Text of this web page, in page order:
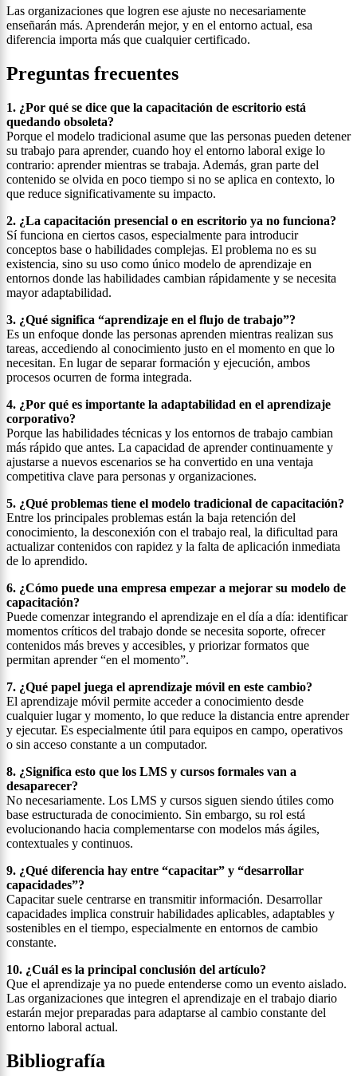
Las organizaciones que logren ese ajuste no necesariamente
enseñarán más. Aprenderán mejor, y en el entorno actual, esa
diferencia importa más que cualquier certificado.
Preguntas frecuentes
1. ¿Por qué se dice que la capacitación de escritorio está
quedando obsoleta?
Porque el modelo tradicional asume que las personas pueden detener
su trabajo para aprender, cuando hoy el entorno laboral exige lo
contrario: aprender mientras se trabaja. Además, gran parte del
contenido se olvida en poco tiempo si no se aplica en contexto, lo
que reduce significativamente su impacto.
2. ¿La capacitación presencial o en escritorio ya no funciona?
Sí funciona en ciertos casos, especialmente para introducir
conceptos base o habilidades complejas. El problema no es su
existencia, sino su uso como único modelo de aprendizaje en
entornos donde las habilidades cambian rápidamente y se necesita
mayor adaptabilidad.
3. ¿Qué significa “aprendizaje en el flujo de trabajo”?
Es un enfoque donde las personas aprenden mientras realizan sus
tareas, accediendo al conocimiento justo en el momento en que lo
necesitan. En lugar de separar formación y ejecución, ambos
procesos ocurren de forma integrada.
4. ¿Por qué es importante la adaptabilidad en el aprendizaje
corporativo?
Porque las habilidades técnicas y los entornos de trabajo cambian
más rápido que antes. La capacidad de aprender continuamente y
ajustarse a nuevos escenarios se ha convertido en una ventaja
competitiva clave para personas y organizaciones.
5. ¿Qué problemas tiene el modelo tradicional de capacitación?
Entre los principales problemas están la baja retención del
conocimiento, la desconexión con el trabajo real, la dificultad para
actualizar contenidos con rapidez y la falta de aplicación inmediata
de lo aprendido.
6. ¿Cómo puede una empresa empezar a mejorar su modelo de
capacitación?
Puede comenzar integrando el aprendizaje en el día a día: identificar
momentos críticos del trabajo donde se necesita soporte, ofrecer
contenidos más breves y accesibles, y priorizar formatos que
permitan aprender “en el momento”.
7. ¿Qué papel juega el aprendizaje móvil en este cambio?
El aprendizaje móvil permite acceder a conocimiento desde
cualquier lugar y momento, lo que reduce la distancia entre aprender
y ejecutar. Es especialmente útil para equipos en campo, operativos
o sin acceso constante a un computador.
8. ¿Significa esto que los LMS y cursos formales van a
desaparecer?
No necesariamente. Los LMS y cursos siguen siendo útiles como
base estructurada de conocimiento. Sin embargo, su rol está
evolucionando hacia complementarse con modelos más ágiles,
contextuales y continuos.
9. ¿Qué diferencia hay entre “capacitar” y “desarrollar
capacidades”?
Capacitar suele centrarse en transmitir información. Desarrollar
capacidades implica construir habilidades aplicables, adaptables y
sostenibles en el tiempo, especialmente en entornos de cambio
constante.
10. ¿Cuál es la principal conclusión del artículo?
Que el aprendizaje ya no puede entenderse como un evento aislado.
Las organizaciones que integren el aprendizaje en el trabajo diario
estarán mejor preparadas para adaptarse al cambio constante del
entorno laboral actual.
Bibliografía